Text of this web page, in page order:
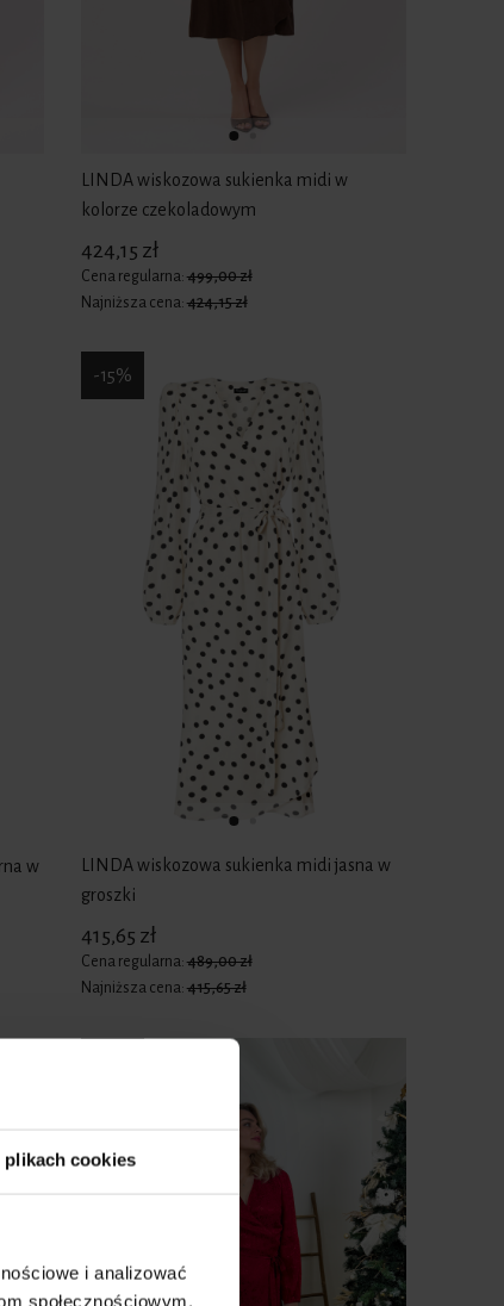
plikach cookies
i analizować
społecznościowym,
LINDA wiskozowa sukienka midi w
kolorze czekoladowym
424,15 zł
Cena regularna: 499,00 zł
Najniższa cena: 424,15 zł
w
LINDA wiskozowa sukienka midi jasna w
groszki
415,65 zł
Cena regularna: 489,00 zł
Najniższa cena: 415,65 zł
-15%